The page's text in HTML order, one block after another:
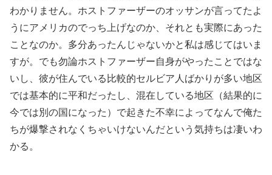
わかりません。ホストファーザーのオッサンが言ってたよ
うにアメリカのでっち上げなのか、それとも実際にあった
ことなのか。多分あったんじゃないかと私は感じてはいま
すが。でも勿論ホストファーザー自身がやったことではな
いし、彼が住んでいる比較的セルビア人ばかりが多い地区
では基本的に平和だったし、混在している地区（結果的に
今では別の国になった）で起きた不幸によってなんで俺た
ちが爆撃されなくちゃいけないんだという気持ちは凄いわ
かる。